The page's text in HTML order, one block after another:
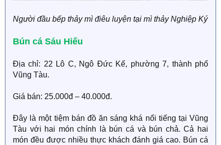
Người đầu bếp thảy mì điêu luyện tại mì thảy Nghiệp Ký
Bún cá Sáu Hiếu
Địa chỉ: 22 Lô C, Ngô Đức Kế, phường 7, thành phố
Vũng Tàu.
Giá bán: 25.000đ – 40.000đ.
Đây là một tiệm bán đồ ăn sáng khá nổi tiếng tại Vũng
Tàu với hai món chính là bún cá và bún chả. Cả hai
món đều được nhiều thực khách đánh giá cao. Bún cá